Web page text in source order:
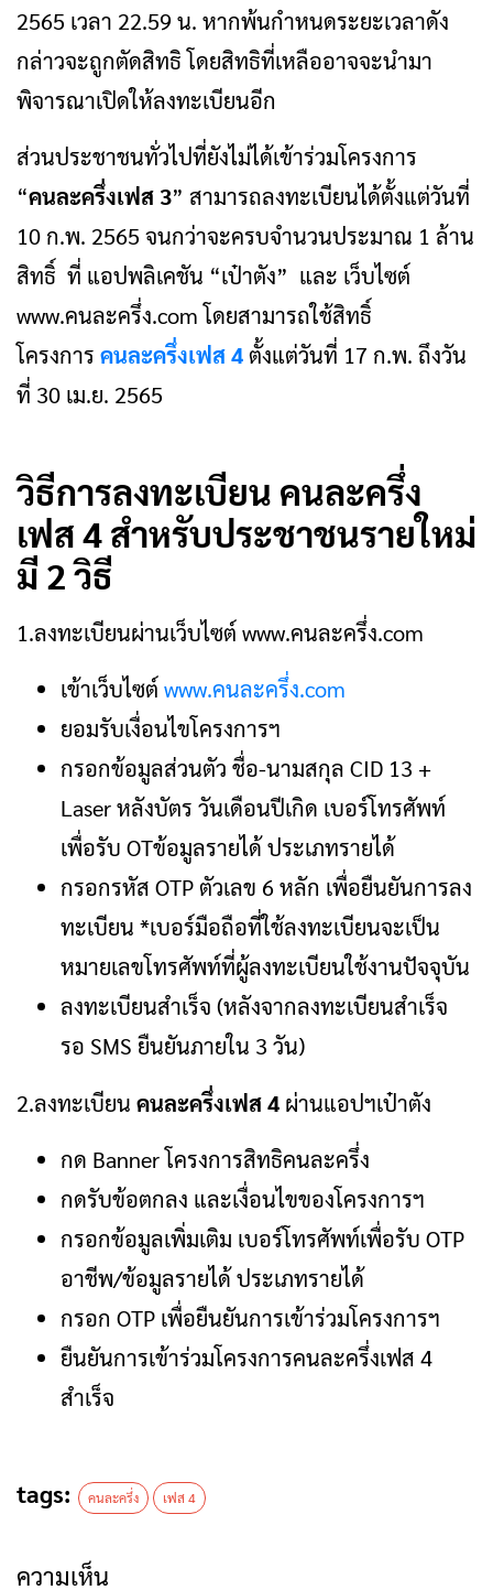
2565 เวลา 22.59 น. หากพ้นกำหนดระยะเวลาดัง
กล่าวจะถูกตัดสิทธิ โดยสิทธิที่เหลืออาจจะนำมา
พิจารณาเปิดให้ลงทะเบียนอีก
ส่วนประชาชนทั่วไปที่ยังไม่ได้เข้าร่วมโครงการ
“คนละครึ่งเฟส 3” สามารถลงทะเบียนได้ตั้งแต่วันที่
10 ก.พ. 2565 จนกว่าจะครบจำนวนประมาณ 1 ล้าน
สิทธิ์ ที่ แอปพลิเคชัน “เป๋าตัง” และ เว็บไซต์
www.คนละครึ่ง.com โดยสามารถใช้สิทธิ์
โครงการ คนละครึ่งเฟส 4ตั้งแต่วันที่ 17 ก.พ. ถึงวัน
ที่ 30 เม.ย. 2565
วิธีการลงทะเบียน คนละครึ่ง
เฟส 4 สำหรับประชาชนรายใหม่
มี 2 วิธี
1.ลงทะเบียนผ่านเว็บไซต์ www.คนละครึ่ง.com
เข้าเว็บไซต์ www.คนละครึ่ง.com
ยอมรับเงื่อนไขโครงการฯ
กรอกข้อมูลส่วนตัว ชื่อ-นามสกุล CID 13 +
Laser หลังบัตร วันเดือนปีเกิด เบอร์โทรศัพท์
เพื่อรับ OTข้อมูลรายได้ ประเภทรายได้
กรอกรหัส OTP ตัวเลข 6 หลัก เพื่อยืนยันการลง
ทะเบียน *เบอร์มือถือที่ใช้ลงทะเบียนจะเป็น
หมายเลขโทรศัพท์ที่ผู้ลงทะเบียนใช้งานปัจจุบัน
ลงทะเบียนสำเร็จ (หลังจากลงทะเบียนสำเร็จ
รอ SMS ยืนยันภายใน 3 วัน)
2.ลงทะเบียน คนละครึ่งเฟส 4 ผ่านแอปฯเป๋าตัง
กด Banner โครงการสิทธิคนละครึ่ง
กดรับข้อตกลง และเงื่อนไขของโครงการฯ
กรอกข้อมูลเพิ่มเติม เบอร์โทรศัพท์เพื่อรับ OTP
อาชีพ/ข้อมูลรายได้ ประเภทรายได้
กรอก OTP เพื่อยืนยันการเข้าร่วมโครงการฯ
ยืนยันการเข้าร่วมโครงการคนละครึ่งเฟส 4
สำเร็จ
tags: คนละครึ่ง เฟส 4
ความเห็น